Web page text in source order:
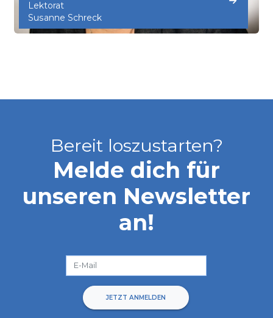
Lektorat
Susanne Schreck
Bereit loszustarten?
Melde dich für
unseren Newsletter
an!
JETZT ANMELDEN